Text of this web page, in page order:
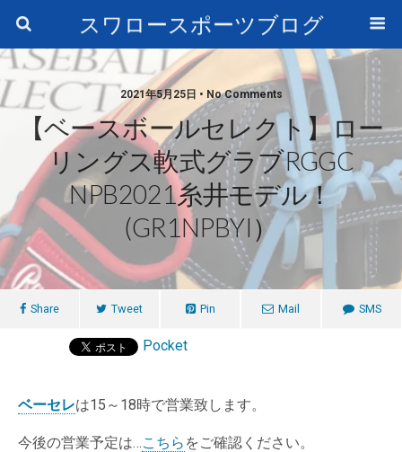
スワロースポーツブログ
2021年5月25日 • No Comments
【ベースボールセレクト】ロー
リングス軟式グラブRGGC
NPB2021糸井モデル！
(GR1NPBYI）
Share Tweet Pin Mail SMS
Pocket
ベーセレは15～18時で営業致します。
今後の営業予定は…こちら をご確認ください。